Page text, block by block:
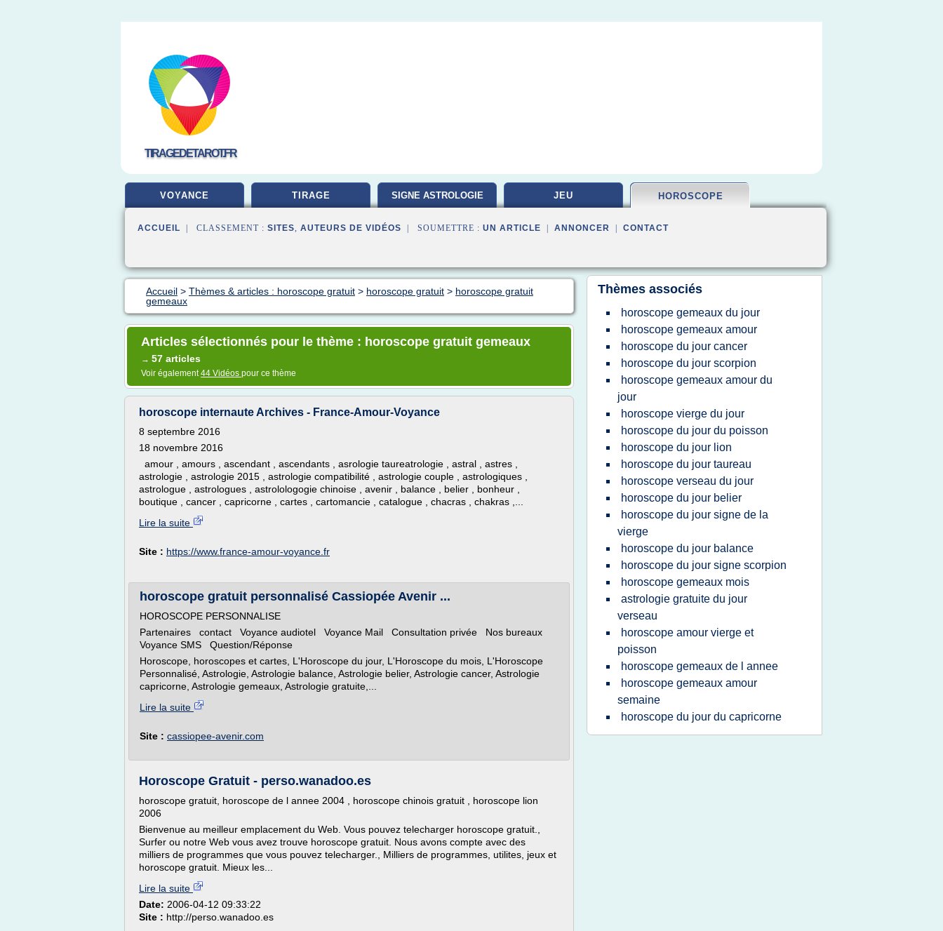
TIRAGEDETAROT.FR
VOYANCE TIRAGE SIGNE ASTROLOGIE JEU HOROSCOPE
ACCUEIL | CLASSEMENT : SITES, AUTEURS DE VIDÉOS | SOUMETTRE : UN ARTICLE ANNONCER CONTACT
Accueil > Thèmes & articles : horoscope gratuit > horoscope gratuit > horoscope gratuit
gemeaux
Articles sélectionnés pour le thème : horoscope gratuit gemeaux
→ 57 articles
Voir également44 Vidéos pour ce thème
horoscope internaute Archives - France-Amour-Voyance
8 septembre 2016
18 novembre 2016
amour , amours , ascendant , ascendants , asrologie taureatrologie , astral , astres ,
astrologie , astrologie 2015 , astrologie compatibilité , astrologie couple , astrologiques ,
astrologue , astrologues , astrolologogie chinoise , avenir , balance , belier , bonheur ,
boutique , cancer , capricorne , cartes , cartomancie , catalogue , chacras , chakras ,...
Lire la suite
Site : https://www.france-amour-voyance.fr
horoscope gratuit personnalisé Cassiopée Avenir ...
HOROSCOPE PERSONNALISE
Partenaires contact Voyance audiotel Voyance Mail Consultation privée Nos bureaux
Voyance SMS Question/Réponse
Horoscope, horoscopes et cartes, L'Horoscope du jour, L'Horoscope du mois, L'Horoscope
Personnalisé, Astrologie, Astrologie balance, Astrologie belier, Astrologie cancer, Astrologie
capricorne, Astrologie gemeaux, Astrologie gratuite,...
Lire la suite
Site : cassiopee-avenir.com
Horoscope Gratuit - perso.wanadoo.es
horoscope gratuit, horoscope de l annee 2004 , horoscope chinois gratuit , horoscope lion
2006
Bienvenue au meilleur emplacement du Web. Vous pouvez telecharger horoscope gratuit.,
Surfer ou notre Web vous avez trouve horoscope gratuit. Nous avons compte avec des
milliers de programmes que vous pouvez telecharger., Milliers de programmes, utilites, jeux et
horoscope gratuit. Mieux les...
Lire la suite
Date: 2006-04-12 09:33:22
Site : http://perso.wanadoo.es
Thèmes associés
horoscope gemeaux du jour
horoscope gemeaux amour
horoscope du jour cancer
horoscope du jour scorpion
horoscope gemeaux amour du
jour
horoscope vierge du jour
horoscope du jour du poisson
horoscope du jour lion
horoscope du jour taureau
horoscope verseau du jour
horoscope du jour belier
horoscope du jour signe de la
vierge
horoscope du jour balance
horoscope du jour signe scorpion
horoscope gemeaux mois
astrologie gratuite du jour
verseau
horoscope amour vierge et
poisson
horoscope gemeaux de l annee
horoscope gemeaux amour
semaine
horoscope du jour du capricorne